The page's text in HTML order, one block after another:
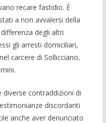
recare fastidio. È
a non av­valersi della
degli altri
gli arresti domicilia­ri,
car­cere di Sollicciano,
contraddizioni di
discordanti
anche aver denunciato